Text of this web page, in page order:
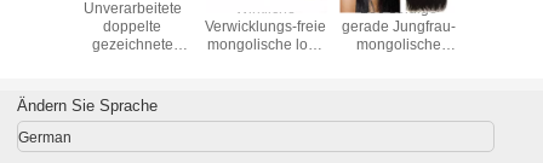
Unverarbeitete
doppelte
gezeichnete
Erweiterungen,
lösen Wellen-
Wirkliche
Verwicklungs-freie
mongolische lose
Jungfrau
100 seidige
gerade Jungfrau-
mongolische
gerade
Welle
Ändern Sie Sprache
German